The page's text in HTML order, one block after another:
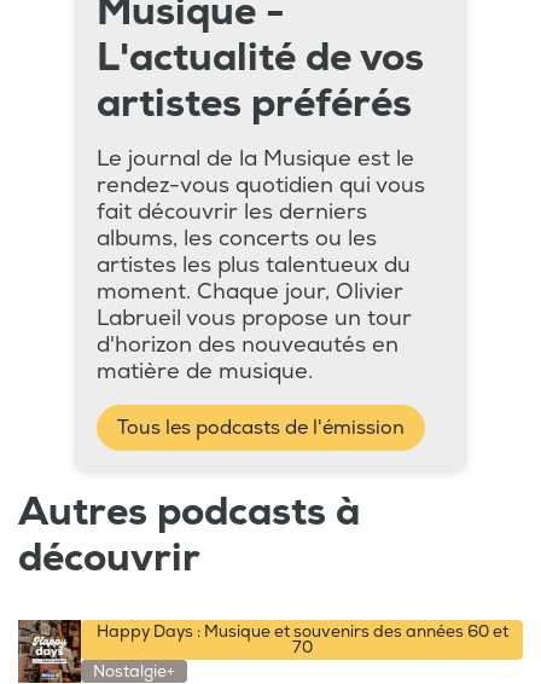
Musique -
L'actualité de vos
artistes préférés
Le journal de la Musique est le
rendez-vous quotidien qui vous
fait découvrir les derniers
albums, les concerts ou les
artistes les plus talentueux du
moment. Chaque jour, Olivier
Labrueil vous propose un tour
d'horizon des nouveautés en
matière de musique.
Tous les podcasts de l'émission
Autres podcasts à
découvrir
Happy Days : Musique et souvenirs des années 60 et
70
Nostalgie+